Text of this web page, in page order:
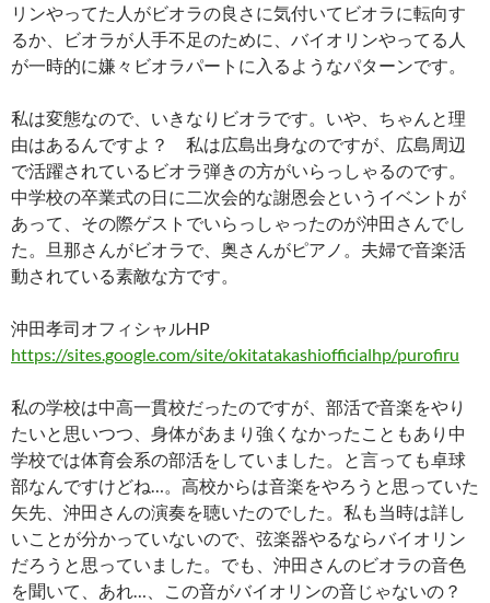
リンやってた人がビオラの良さに気付いてビオラに転向す
るか、ビオラが人手不足のために、バイオリンやってる人
が一時的に嫌々ビオラパートに入るようなパターンです。
私は変態なので、いきなりビオラです。いや、ちゃんと理
由はあるんですよ？ 私は広島出身なのですが、広島周辺
で活躍されているビオラ弾きの方がいらっしゃるのです。
中学校の卒業式の日に二次会的な謝恩会というイベントが
あって、その際ゲストでいらっしゃったのが沖田さんでし
た。旦那さんがビオラで、奥さんがピアノ。夫婦で音楽活
動されている素敵な方です。
沖田孝司オフィシャルHP
https://sites.google.com/site/okitatakashiofficialhp/purofiru
私の学校は中高一貫校だったのですが、部活で音楽をやり
たいと思いつつ、身体があまり強くなかったこともあり中
学校では体育会系の部活をしていました。と言っても卓球
部なんですけどね…。高校からは音楽をやろうと思っていた
矢先、沖田さんの演奏を聴いたのでした。私も当時は詳し
いことが分かっていないので、弦楽器やるならバイオリン
だろうと思っていました。でも、沖田さんのビオラの音色
を聞いて、あれ…、この音がバイオリンの音じゃないの？